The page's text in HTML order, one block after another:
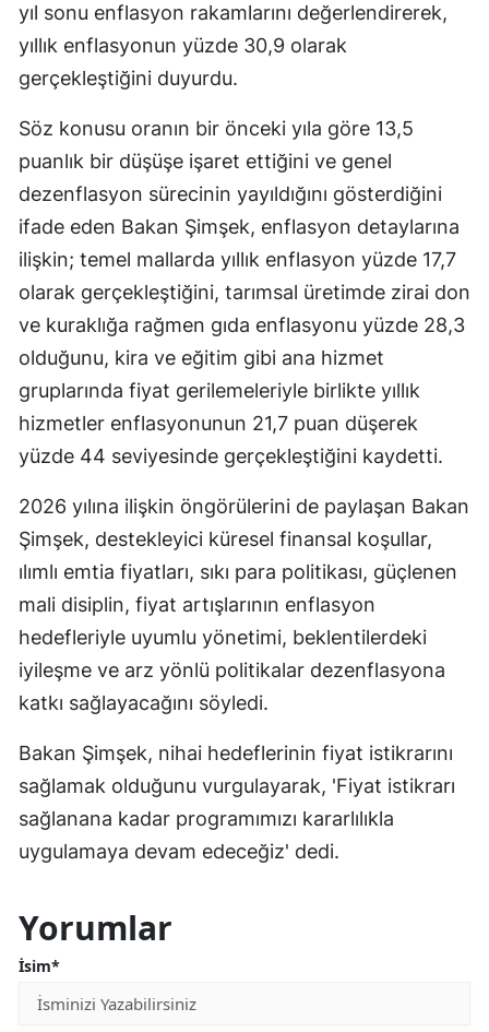
yıl sonu enflasyon rakamlarını değerlendirerek,
yıllık enflasyonun yüzde 30,9 olarak
gerçekleştiğini duyurdu.
Söz konusu oranın bir önceki yıla göre 13,5
puanlık bir düşüşe işaret ettiğini ve genel
dezenflasyon sürecinin yayıldığını gösterdiğini
ifade eden Bakan Şimşek, enflasyon detaylarına
ilişkin; temel mallarda yıllık enflasyon yüzde 17,7
olarak gerçekleştiğini, tarımsal üretimde zirai don
ve kuraklığa rağmen gıda enflasyonu yüzde 28,3
olduğunu, kira ve eğitim gibi ana hizmet
gruplarında fiyat gerilemeleriyle birlikte yıllık
hizmetler enflasyonunun 21,7 puan düşerek
yüzde 44 seviyesinde gerçekleştiğini kaydetti.
2026 yılına ilişkin öngörülerini de paylaşan Bakan
Şimşek, destekleyici küresel finansal koşullar,
ılımlı emtia fiyatları, sıkı para politikası, güçlenen
mali disiplin, fiyat artışlarının enflasyon
hedefleriyle uyumlu yönetimi, beklentilerdeki
iyileşme ve arz yönlü politikalar dezenflasyona
katkı sağlayacağını söyledi.
Bakan Şimşek, nihai hedeflerinin fiyat istikrarını
sağlamak olduğunu vurgulayarak, 'Fiyat istikrarı
sağlanana kadar programımızı kararlılıkla
uygulamaya devam edeceğiz' dedi.
Yorumlar
İsim*